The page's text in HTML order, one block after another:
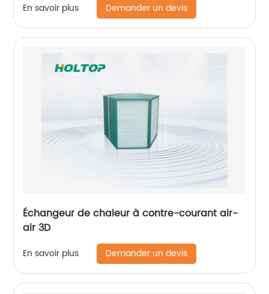
En savoir plus Demander un devis
Échangeur de chaleur à contre-courant air-
air 3D
En savoir plus Demander un devis